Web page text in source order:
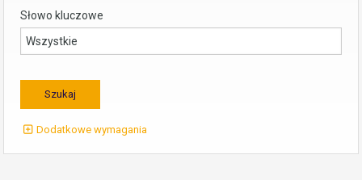
Słowo kluczowe
Dodatkowe wymagania